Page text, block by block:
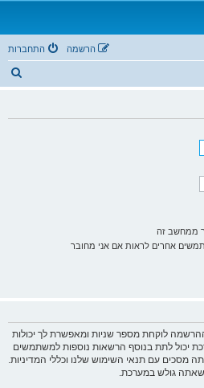
התחברות הרשמה
ממחשב זה
אחרים לראות אם אני מחובר
לוקחת מספר שניות ומאפשרת לך יכולות
יכול לתת בנוסף הרשאות נוספות למשתמשים
מסכים עם תנאי השימוש שלנו וכללי המדיניות.
שאתה גולש במערכת.